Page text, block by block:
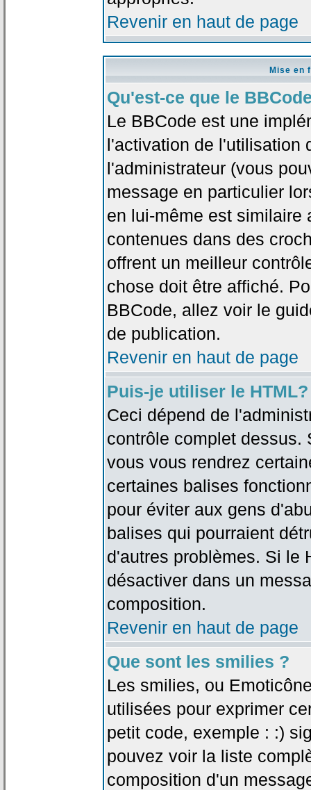
Revenir en haut de page
Mise en
Qu'est-ce que le
Le BBCode est une
l'activation de l'utilisation
l'administrateur (vous
message en particulier
en lui-même est similaire
contenues dans des
offrent un meilleur
chose doit être affiché.
BBCode, allez voir le
de publication.
Revenir en haut de page
Puis-je utiliser le HTML?
Ceci dépend de
contrôle complet dessus.
vous vous rendrez
certaines balises
pour éviter aux gens
balises qui pourraient
d'autres problèmes. Si le
désactiver dans un
composition.
Revenir en haut de page
Que sont les smilies ?
Les smilies, ou
utilisées pour exprimer
petit code, exemple : :)
pouvez voir la liste
composition d'un